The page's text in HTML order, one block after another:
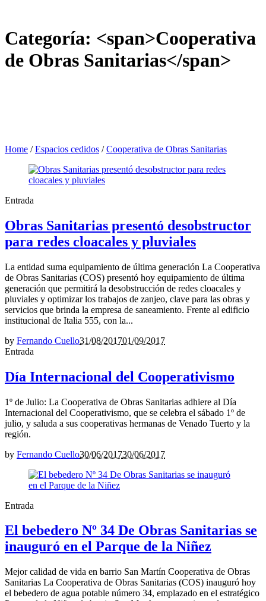
Categoría: <span>Cooperativa
de Obras Sanitarias</span>
Home /Espacios cedidos /Cooperativa de Obras Sanitarias
Entrada
Obras Sanitarias presentó desobstructor
para redes cloacales y pluviales
La entidad suma equipamiento de última generación La Cooperativa
de Obras Sanitarias (COS) presentó hoy equipamiento de última
generación que permitirá la desobstrucción de redes cloacales y
pluviales y optimizar los trabajos de zanjeo, clave para las obras y
servicios que brinda la empresa de saneamiento. Frente al edificio
institucional de Italia 555, con la...
by Fernando Cuello31/08/201701/09/2017
Entrada
Día Internacional del Cooperativismo
1º de Julio: La Cooperativa de Obras Sanitarias adhiere al Día
Internacional del Cooperativismo, que se celebra el sábado 1º de
julio, y saluda a sus cooperativas hermanas de Venado Tuerto y la
región.
by Fernando Cuello30/06/201730/06/2017
Entrada
El bebedero Nº 34 De Obras Sanitarias se
inauguró en el Parque de la Niñez
Mejor calidad de vida en barrio San Martín Cooperativa de Obras
Sanitarias La Cooperativa de Obras Sanitarias (COS) inauguró hoy
el bebedero de agua potable número 34, emplazado en el estratégico